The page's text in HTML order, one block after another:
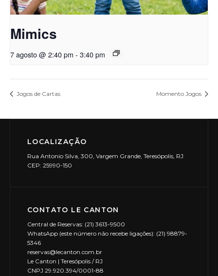
Mimics
7 agosto @ 2:40 pm - 3:40 pm
Jogos de Cartas Momento Jogos
LOCALIZAÇÃO
Rua Antonio Silva, 300, Vargem Grande, Teresópolis, RJ
CEP: 25990-150
CONTATO LE CANTON
Central de Reservas: (21) 3613-9500
WhatsApp (este número não recebe ligações): (21) 98879-
5346
reservas@lecanton.com.br
Le Canton | Teresópolis / RJ
CNPJ 29.920.394/0001-88